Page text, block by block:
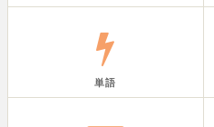
単語